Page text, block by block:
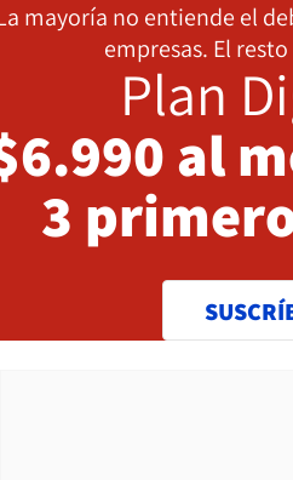
mayoría no entiende el
empresas. El
Plan
al
3